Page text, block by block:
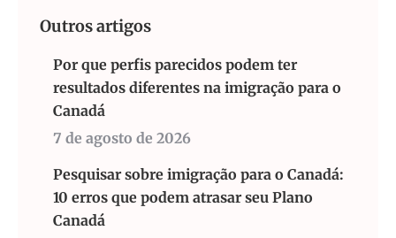
Outros artigos
Por que perfis parecidos podem ter
resultados diferentes na imigração para o
Canadá
7 de agosto de 2026
Pesquisar sobre imigração para o Canadá:
10 erros que podem atrasar seu Plano
Canadá